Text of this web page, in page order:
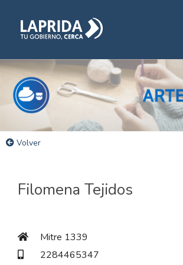
Volver
Filomena Tejidos
Mitre 1339
2284465347